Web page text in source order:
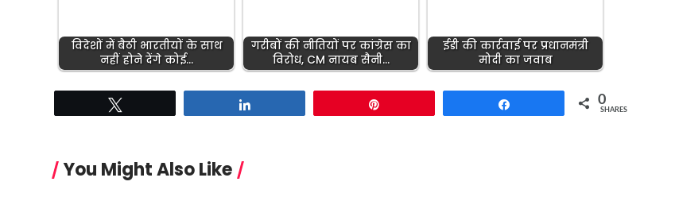
विदेशों में बैठी भारतीयों के साथ
नहीं होने देंगे कोई…
गरीबों की नीतियों पर कांग्रेस का
विरोध, CM नायब सैनी…
ईडी की कार्रवाई पर प्रधानमंत्री
मोदी का जवाब
0
SHARES
You Might Also Like